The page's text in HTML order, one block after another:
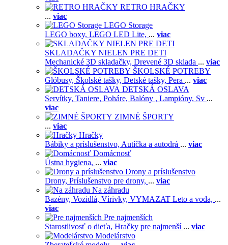
RETRO HRAČKY
... viac
LEGO Storage
LEGO boxy, LEGO LED Lite, ... viac
SKLADAČKY NIELEN PRE DETI
Mechanické 3D skladačky, Drevené 3D sklada ... viac
ŠKOLSKÉ POTREBY
Glóbusy, Školské tašky, Detské tašky, Pera ... viac
DETSKÁ OSLAVA
Servítky, Taniere, Poháre, Balóny , Lampióny, Sv ...
viac
ZIMNÉ ŠPORTY
... viac
Hračky
Bábiky a príslušenstvo, Autíčka a autodrá ... viac
Domácnosť
Ústna hygiena, ... viac
Drony a príslušenstvo
Drony, Príslušenstvo pre drony, ... viac
Na záhradu
Bazény, Vozidlá, Vírivky, VYMAZAT Leto a voda, ...
viac
Pre najmenších
Starostlivosť o dieťa, Hračky pre najmenší ... viac
Modelárstvo